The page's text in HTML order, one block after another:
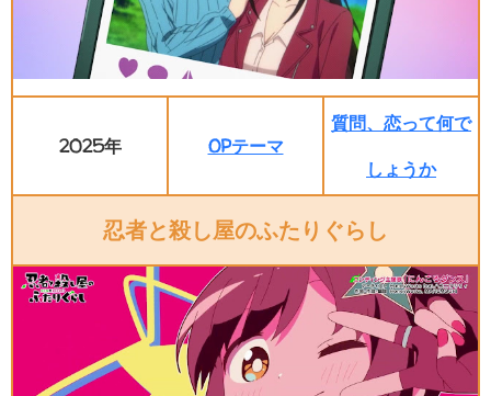
2025年 OPテーマ
質問、恋って何で
しょうか
忍者と殺し屋のふたりぐらし